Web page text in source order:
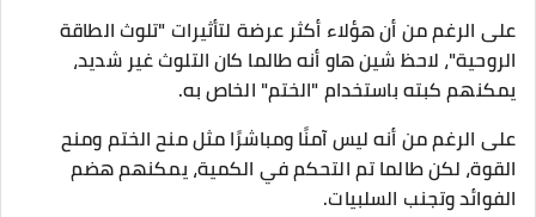
على الرغم من أن هؤلاء أكثر عرضة لتأثيرات "تلوث الطاقة
الروحية"، لاحظ شين هاو أنه طالما كان التلوث غير شديد،
يمكنهم كبته باستخدام "الختم" الخاص به.
على الرغم من أنه ليس آمنًا ومباشرًا مثل منح الختم ومنح
القوة، لكن طالما تم التحكم في الكمية، يمكنهم هضم
الفوائد وتجنب السلبيات.